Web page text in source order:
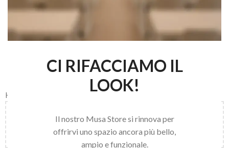
CI RIFACCIAMO IL
LOOK!
Il nostro Musa Store si rinnova per
offrirvi uno spazio ancora più bello,
ampio e funzionale.
Home
150,00€al carrello e ottieni la spedizione